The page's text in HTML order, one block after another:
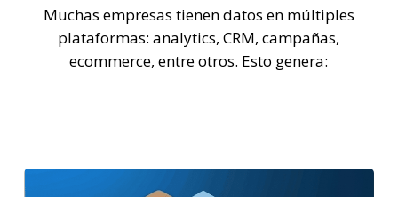
Muchas empresas tienen datos en múltiples
plataformas: analytics, CRM, campañas,
ecommerce, entre otros. Esto genera: